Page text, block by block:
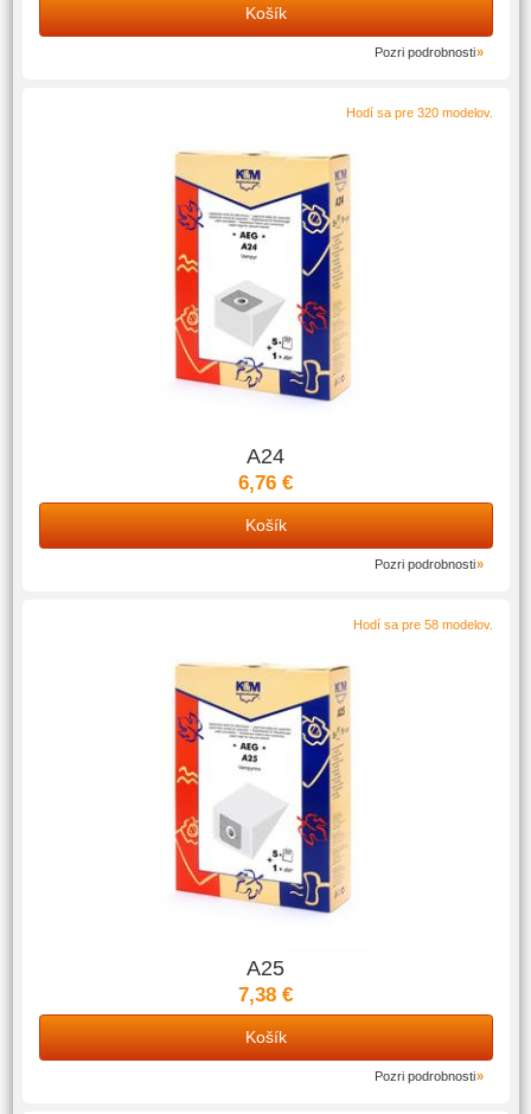
Košík
Pozri podrobnosti
Hodí sa pre 320 modelov.
A24
6,76 €
Košík
Pozri podrobnosti
Hodí sa pre 58 modelov.
A25
7,38 €
Košík
Pozri podrobnosti